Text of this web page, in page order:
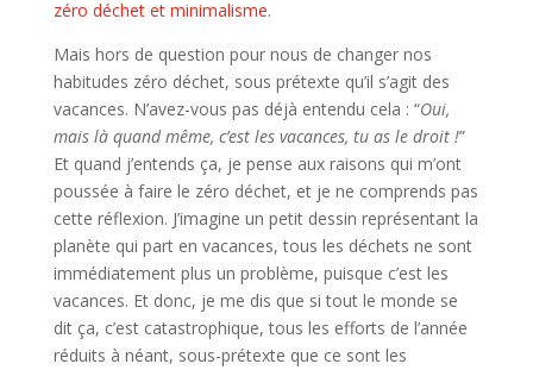
zéro déchet et minimalisme.
Mais hors de question pour nous de changer nos
habitudes zéro déchet, sous prétexte qu’il s’agit des
vacances. N’avez-vous pas déjà entendu cela : “Oui,
mais là quand même, c’est les vacances, tu as le droit !”
Et quand j’entends ça, je pense aux raisons qui m’ont
poussée à faire le zéro déchet, et je ne comprends pas
cette réflexion. J’imagine un petit dessin représentant la
planète qui part en vacances, tous les déchets ne sont
immédiatement plus un problème, puisque c’est les
vacances. Et donc, je me dis que si tout le monde se
dit ça, c’est catastrophique, tous les efforts de l’année
réduits à néant, sous-prétexte que ce sont les